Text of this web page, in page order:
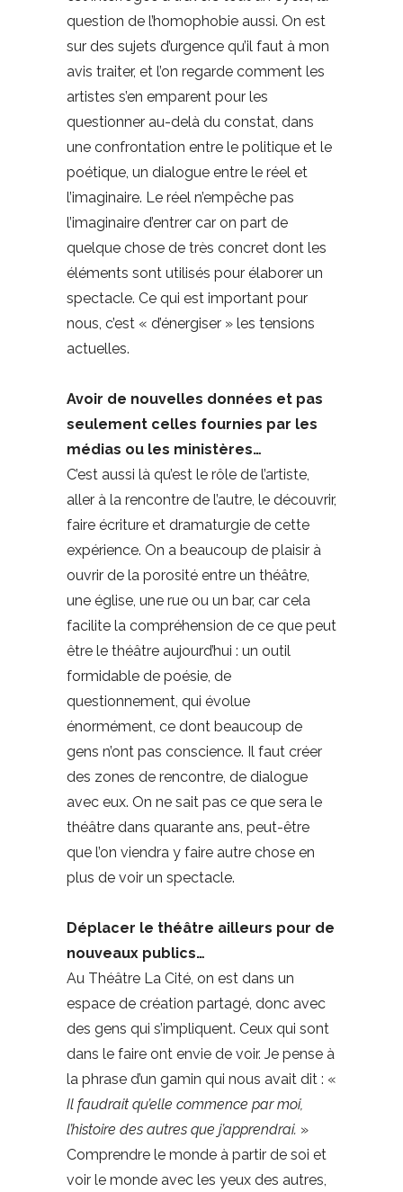
question de l’homophobie aussi. On est
sur des sujets d’urgence qu’il faut à mon
avis traiter, et l’on regarde comment les
artistes s’en emparent pour les
questionner au-delà du constat, dans
une confrontation entre le politique et le
poétique, un dialogue entre le réel et
l’imaginaire. Le réel n’empêche pas
l’imaginaire d’entrer car on part de
quelque chose de très concret dont les
éléments sont utilisés pour élaborer un
spectacle. Ce qui est important pour
nous, c’est « d’énergiser » les tensions
actuelles.
Avoir de nouvelles données et pas
seulement celles fournies par les
médias ou les ministères…
C’est aussi là qu’est le rôle de l’artiste,
aller à la rencontre de l’autre, le découvrir,
faire écriture et dramaturgie de cette
expérience. On a beaucoup de plaisir à
ouvrir de la porosité entre un théâtre,
une église, une rue ou un bar, car cela
facilite la compréhension de ce que peut
être le théâtre aujourd’hui : un outil
formidable de poésie, de
questionnement, qui évolue
énormément, ce dont beaucoup de
gens n’ont pas conscience. Il faut créer
des zones de rencontre, de dialogue
avec eux. On ne sait pas ce que sera le
théâtre dans quarante ans, peut-être
que l’on viendra y faire autre chose en
plus de voir un spectacle.
Déplacer le théâtre ailleurs pour de
nouveaux publics…
Au Théâtre La Cité, on est dans un
espace de création partagé, donc avec
des gens qui s’impliquent. Ceux qui sont
dans le faire ont envie de voir. Je pense à
la phrase d’un gamin qui nous avait dit : «
Il faudrait qu’elle commence par moi,
l’histoire des autres que j’apprendrai. »
Comprendre le monde à partir de soi et
voir le monde avec les yeux des autres,